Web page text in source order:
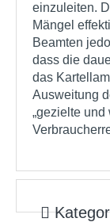
einzuleiten.
Mängel
Beamten
dass die
das
Ausweitung
„gezielte